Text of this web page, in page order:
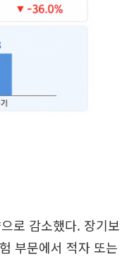
로 감소했다. 장기보
부문에서 적자 또는